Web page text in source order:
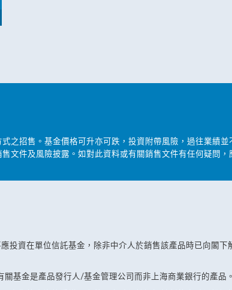
之招售。基金價格可升亦可跌，投資附帶風險，過往業績並
文件及風險披露。如對此資料或有關銷售文件有任何疑問，
投資在單位信託基金，除非中介人於銷售該產品時已向閣下
基金是產品發行人/基金管理公司而非上海商業銀行的產品。